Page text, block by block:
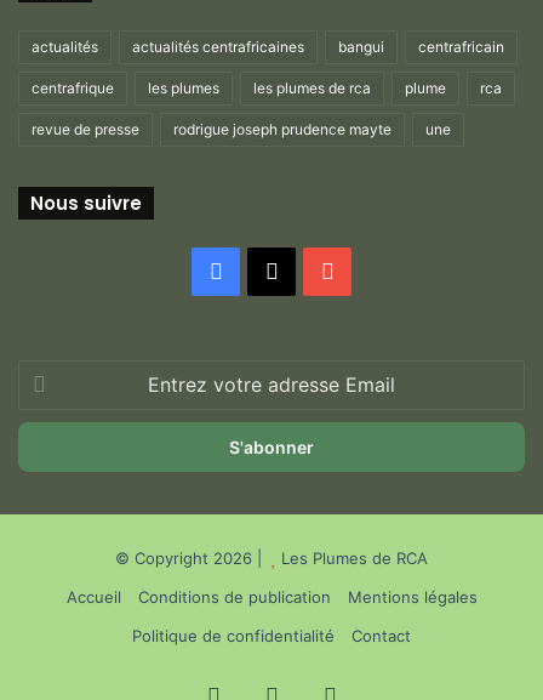
actualités actualités centrafricaines bangui centrafricain
centrafrique les plumes les plumes de rca plume rca
revue de presse rodrigue joseph prudence mayte une
Nous suivre
Facebook
votre
adresse
© Copyright 2026 |
Les Plumes de RCA
Accueil
Conditions de publication
Mentions légales
Politique de confidentialité
Contact
Facebook